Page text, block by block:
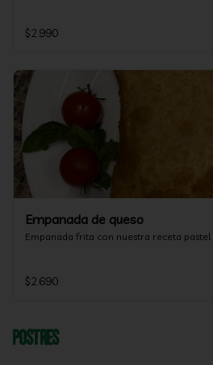
$2.990
Empanada de queso
Empanada frita con nuestra receta
$2.690
Postres